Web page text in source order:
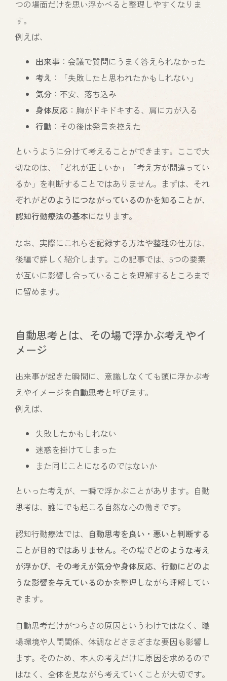
つの場面だけを思い浮かべると整理しやすくなりま
す。
例えば、
出来事 ：会議で質問にうまく答えられなかった
考え ：「失敗したと思われたかもしれない」
気分 ：不安、落ち込み
身体反応 ：胸がドキドキする、肩に力が入る
行動 ：その後は発言を控えた
というように分けて考えることができます。ここで大
切なのは、「どれが正しいか」「考え方が間違ってい
るか」を判断することではありません。まずは、それ
ぞれがどのようにつながっているのかを知ることが、
認知行動療法の基本になります。
なお、実際にこれらを記録する方法や整理の仕方は、
後編で詳しく紹介します。この記事では、5つの要素
が互いに影響し合っていることを理解するところまで
に留めます。
自動思考とは、その場で浮かぶ考えやイ
メージ
出来事が起きた瞬間に、意識しなくても頭に浮かぶ考
えやイメージを自動思考と呼びます。
例えば、
失敗したかもしれない
迷惑を掛けてしまった
また同じことになるのではないか
といった考えが、一瞬で浮かぶことがあります。自動
思考は、誰にでも起こる自然な心の働きです。
認知行動療法では、
自動思考を良い・悪いと判断する
ことが目的ではありません。 その場でどのような考え
が浮かび、その考えが気分や身体反応、行動にどのよ
うな影響を与えているのかを整理しながら理解してい
きます。
自動思考だけがつらさの原因というわけではなく、職
場環境や人間関係、体調などさまざまな要因も影響し
ます。そのため、本人の考えだけに原因を求めるので
はなく、全体を見ながら考えていくことが大切です。